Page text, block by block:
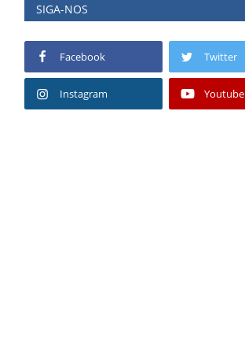
SIGA-NOS
Facebook Twitter
Instagram Youtube